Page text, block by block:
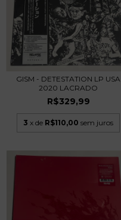
GISM - DETESTATION LP USA
2020 LACRADO
R$329,99
3 x de R$110,00 sem juros